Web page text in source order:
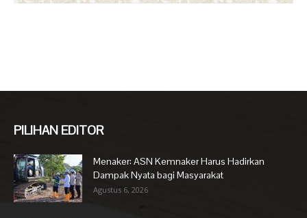
PILIHAN EDITOR
Menaker: ASN Kemnaker Harus Hadirkan
Dampak Nyata bagi Masyarakat
Agustus 6, 2026